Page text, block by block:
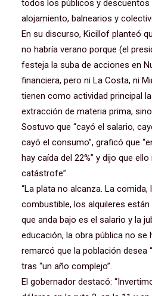
todos los públicos y descuentos
alojamiento, balnearios y
En su discurso, Kicillof planteó
no habría verano porque (el
festeja la suba de acciones en
financiera, pero ni La Costa, ni
tienen como actividad principal
extracción de materia prima,
Sostuvo que “cayó el salario,
cayó el consumo”, graficó que
hay caída del 22%” y dijo que
catástrofe”.
“La plata no alcanza. La
combustible, los alquileres
que anda bajo es el salario y la
educación, la obra pública no se
remarcó que la población desea
tras “un año complejo”.
El gobernador destacó: